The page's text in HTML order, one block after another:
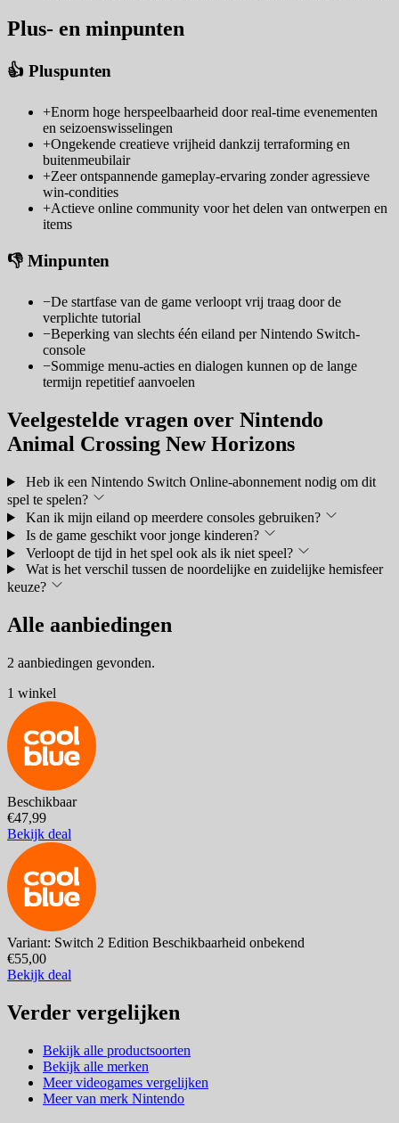
Plus- en minpunten
👍 Pluspunten
+Enorm hoge herspeelbaarheid door real-time evenementen
en seizoenswisselingen
+Ongekende creatieve vrijheid dankzij terraforming en
buitenmeubilair
+Zeer ontspannende gameplay-ervaring zonder agressieve
win-condities
+Actieve online community voor het delen van ontwerpen en
items
👎 Minpunten
−De startfase van de game verloopt vrij traag door de
verplichte tutorial
−Beperking van slechts één eiland per Nintendo Switch-
console
−Sommige menu-acties en dialogen kunnen op de lange
termijn repetitief aanvoelen
Veelgestelde vragen over Nintendo
Animal Crossing New Horizons
Heb ik een Nintendo Switch Online-abonnement nodig om dit
spel te spelen?
Kan ik mijn eiland op meerdere consoles gebruiken?
Is de game geschikt voor jonge kinderen?
Verloopt de tijd in het spel ook als ik niet speel?
Wat is het verschil tussen de noordelijke en zuidelijke hemisfeer
keuze?
Alle aanbiedingen
2 aanbiedingen gevonden.
1 winkel
Beschikbaar
€47,99
Bekijk deal
Variant: Switch 2 Edition Beschikbaarheid onbekend
€55,00
Bekijk deal
Verder vergelijken
Bekijk alle productsoorten
Bekijk alle merken
Meer videogames vergelijken
Meer van merk Nintendo